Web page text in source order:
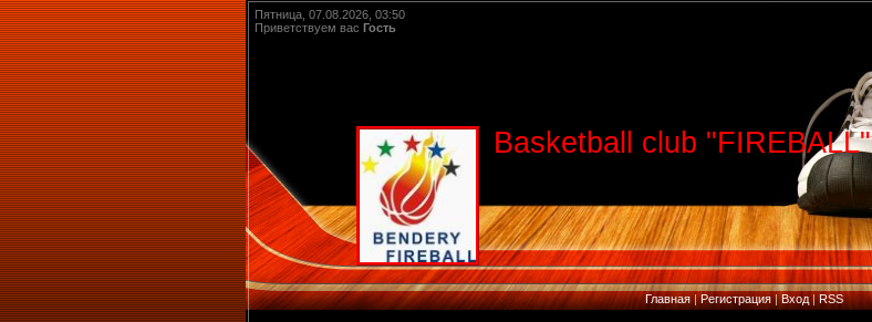
Пятница, 07.08.2026, 03:50
Приветствуем вас Гость
Basketball club "FIREBALL"
Главная|Регистрация|Вход|RSS